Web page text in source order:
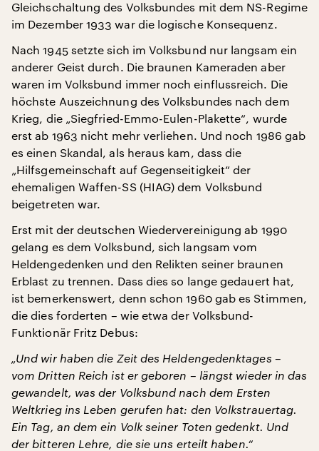
Gleichschaltung des Volksbundes mit dem NS-Regime
im Dezember 1933 war die logische Konsequenz.
Nach 1945 setzte sich im Volksbund nur langsam ein
anderer Geist durch. Die braunen Kameraden aber
waren im Volksbund immer noch einflussreich. Die
höchste Auszeichnung des Volksbundes nach dem
Krieg, die „Siegfried-Emmo-Eulen-Plakette“, wurde
erst ab 1963 nicht mehr verliehen. Und noch 1986 gab
es einen Skandal, als heraus kam, dass die
„Hilfsgemeinschaft auf Gegenseitigkeit“ der
ehemaligen Waffen-SS (HIAG) dem Volksbund
beigetreten war.
Erst mit der deutschen Wiedervereinigung ab 1990
gelang es dem Volksbund, sich langsam vom
Heldengedenken und den Relikten seiner braunen
Erblast zu trennen. Dass dies so lange gedauert hat,
ist bemerkenswert, denn schon 1960 gab es Stimmen,
die dies forderten – wie etwa der Volksbund-
Funktionär Fritz Debus:
„Und wir haben die Zeit des Heldengedenktages –
vom Dritten Reich ist er geboren – längst wieder in das
gewandelt, was der Volksbund nach dem Ersten
Weltkrieg ins Leben gerufen hat: den Volkstrauertag.
Ein Tag, an dem ein Volk seiner Toten gedenkt. Und
der bitteren Lehre, die sie uns erteilt haben.“